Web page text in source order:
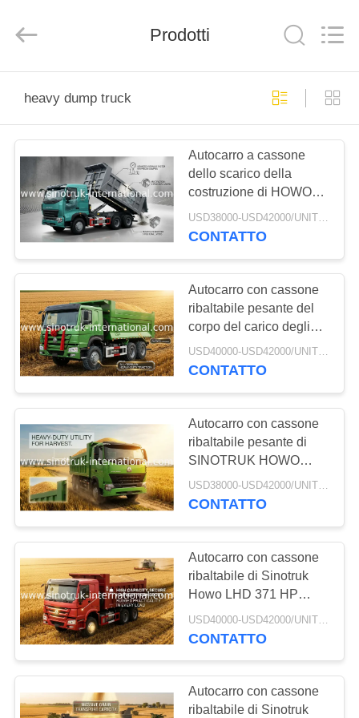
PRODOTTI
SU
DI
NOI
VISITA
ALLA
FABBRICA
CONTROLLO
DELLA
QUALITÀ
CONTATTACI
CHIEDI
UN
PREVENTIVO
MAPPA
DEL
SITO
LTD..
Prodotti
heavy dump truck
Autocarro a cassone
dello scarico della
costruzione di HOWO
A7, autocarro con
cassone ribaltabile
USD38000-USD42000/UNIT)negotiation MOQ:1 UNITÀ
CONTATTO
Autocarro con cassone
ribaltabile pesante del
corpo del carico degli
autocarri con cassone
ribaltabile di Sinotruk
USD40000-USD42000/UNIT)negotiation MOQ:1 UNITÀ
CONTATTO
Autocarro con cassone
ribaltabile pesante di
SINOTRUK HOWO
RHD 6X4 per
caricamento del
USD38000-USD42000/UNIT)negotiation MOQ:1 UNITÀ
CONTATTO
Autocarro con cassone
ribaltabile di Sinotruk
Howo LHD 371 HP
tonnellate euro 2 di
autocarro con cassone
CONTATTO
Autocarro con cassone
ribaltabile di Sinotruk